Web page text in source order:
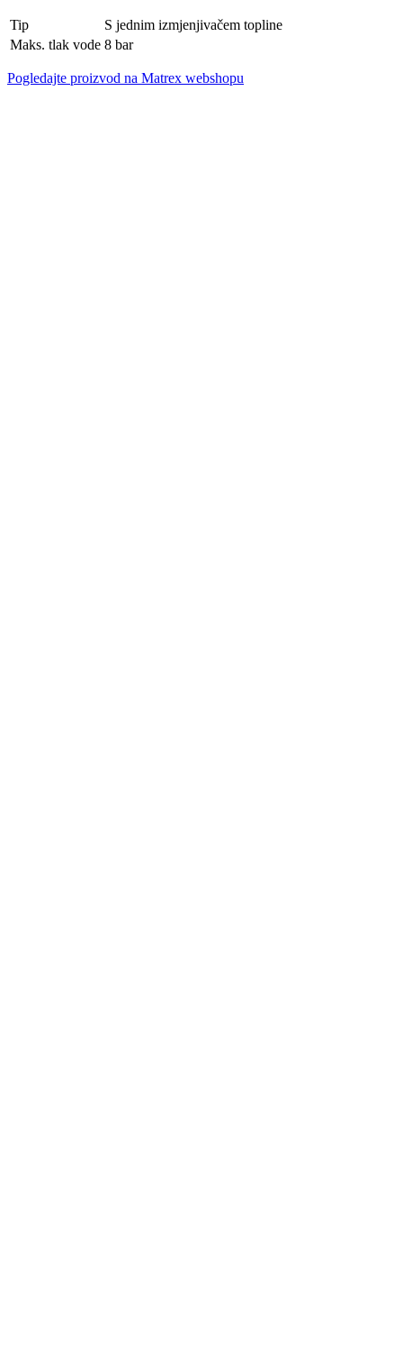
Tip
S jednim izmjenjivačem topline
Maks. tlak vode 8 bar
Pogledajte proizvod na Matrex webshopu